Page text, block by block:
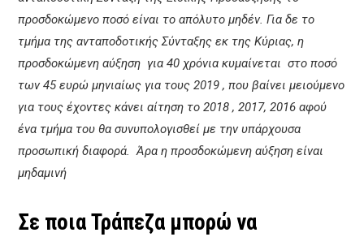
προσδοκώμενο ποσό είναι το απόλυτο μηδέν. Για δε το
τμήμα της ανταποδοτικής Σύνταξης εκ της Κύριας, η
προσδοκώμενη αύξηση για 40 χρόνια κυμαίνεται στο ποσό
των 45 ευρώ μηνιαίως για τους 2019 , που βαίνει μειούμενο
για τους έχοντες κάνει αίτηση το 2018 , 2017, 2016 αφού
ένα τμήμα του θα συνυπολογισθεί με την υπάρχουσα
προσωπική διαφορά. Άρα η προσδοκώμενη αύξηση είναι
μηδαμινή
Σε ποια Τράπεζα μπορώ να